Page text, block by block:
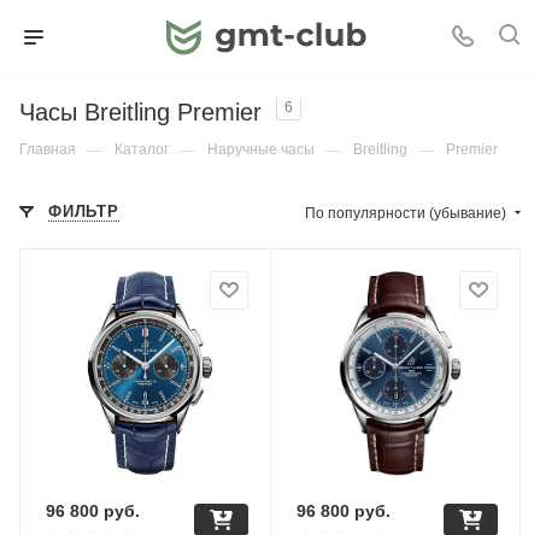
Часы Breitling Premier 6
Главная — Каталог — Наручные часы — Breitling — Premier
ФИЛЬТР По популярности (убывание)
96 800 руб. 96 800руб.